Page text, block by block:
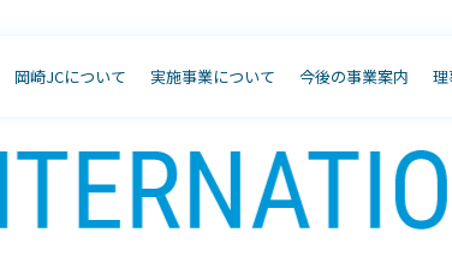
岡崎JCについて 実施事業について 今後の事業案内